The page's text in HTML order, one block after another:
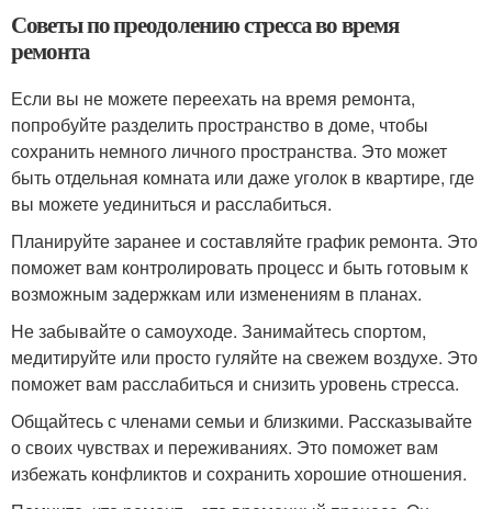
Советы по преодолению стресса во время
ремонта
Если вы не можете переехать на время ремонта,
попробуйте разделить пространство в доме, чтобы
сохранить немного личного пространства. Это может
быть отдельная комната или даже уголок в квартире, где
вы можете уединиться и расслабиться.
Планируйте заранее и составляйте график ремонта. Это
поможет вам контролировать процесс и быть готовым к
возможным задержкам или изменениям в планах.
Не забывайте о самоуходе. Занимайтесь спортом,
медитируйте или просто гуляйте на свежем воздухе. Это
поможет вам расслабиться и снизить уровень стресса.
Общайтесь с членами семьи и близкими. Рассказывайте
о своих чувствах и переживаниях. Это поможет вам
избежать конфликтов и сохранить хорошие отношения.